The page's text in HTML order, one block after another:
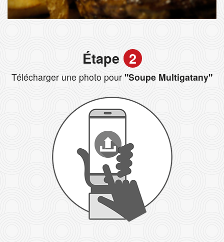
Étape 2
Télécharger une photo pour "Soupe Multigatany"